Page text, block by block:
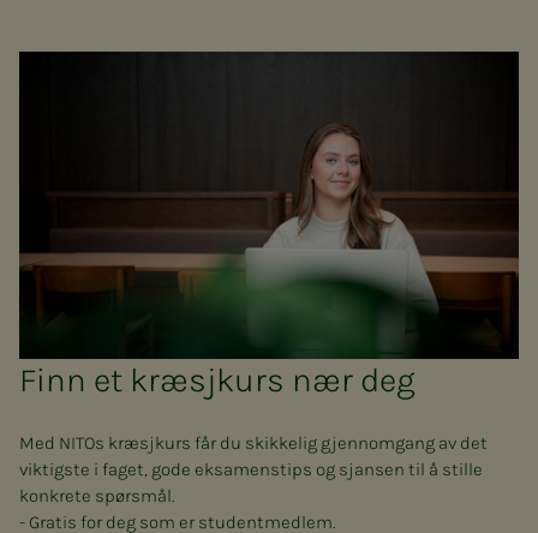
Finn et kræsjkurs nær deg
Med NITOs kræsjkurs får du skikkelig gjennomgang av det
viktigste i faget, gode eksamenstips og sjansen til å stille
konkrete spørsmål.
- Gratis for deg som er studentmedlem.